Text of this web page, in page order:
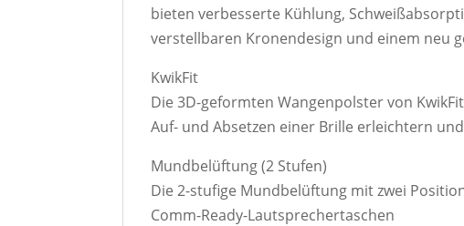
bieten verbesserte Kühlung,
verstellbaren Kronendesign und einem neu
KwikFit
Die 3D-geformten Wangenpolster von
Auf- und Absetzen einer Brille erleichtern
Mundbelüftung (2 Stufen)
Die 2-stufige Mundbelüftung mit zwei
Comm-Ready-Lautsprechertaschen